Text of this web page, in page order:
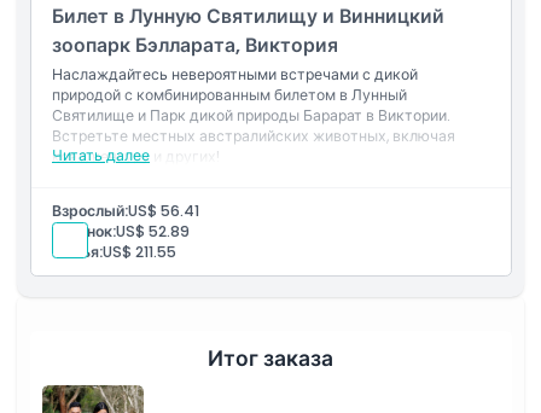
Билет в Лунную Святилищу и Винницкий
зоопарк Бэлларата, Виктория
Наслаждайтесь невероятными встречами с дикой
природой с комбинированным билетом в Лунный
Святилище и Парк дикой природы Барарат в Виктории.
Встретьте местных австралийских животных, включая
коал, кенгуру и других!
Читать далее
Взрослый:US$ 56.41
Ребенок:US$ 52.89
Семья:US$ 211.55
Итог заказа